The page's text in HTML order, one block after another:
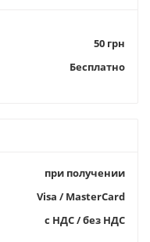
50 грн
Бесплатно
при получении
Visa / MasterCard
с НДС / без НДС